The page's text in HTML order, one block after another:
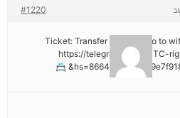
#1220
📇 Ticket: Transfer №NB26. Go to
https://telegra.ph/Get-BTC-